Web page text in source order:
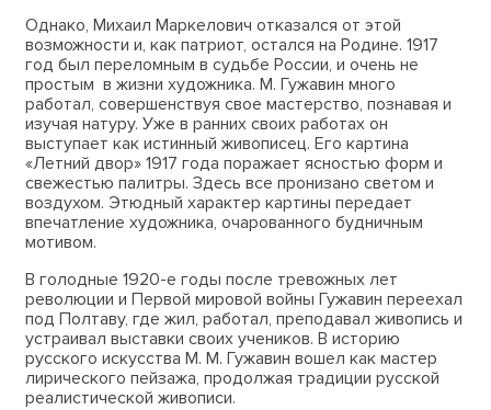
Однако, Михаил Маркелович отказался от этой
возможности и, как патриот, остался на Родине. 1917
год был переломным в судьбе России, и очень не
простым в жизни художника. М. Гужавин много
работал, совершенствуя свое мастерство, познавая и
изучая натуру. Уже в ранних своих работах он
выступает как истинный живописец. Его картина
«Летний двор» 1917 года поражает ясностью форм и
свежестью палитры. Здесь все пронизано светом и
воздухом. Этюдный характер картины передает
впечатление художника, очарованного будничным
мотивом.
В голодные 1920-е годы после тревожных лет
революции и Первой мировой войны Гужавин переехал
под Полтаву, где жил, работал, преподавал живопись и
устраивал выставки своих учеников. В историю
русского искусства М. М. Гужавин вошел как мастер
лирического пейзажа, продолжая традиции русской
реалистической живописи.